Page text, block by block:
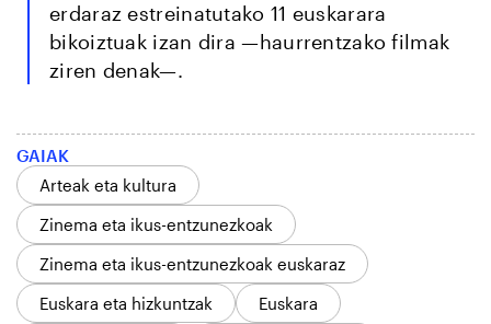
erdaraz estreinatutako 11 euskarara
bikoiztuak izan dira —haurrentzako filmak
ziren denak—.
GAIAK
Arteak eta kultura
Zinema eta ikus-entzunezkoak
Zinema eta ikus-entzunezkoak euskaraz
Euskara eta hizkuntzak
Euskara